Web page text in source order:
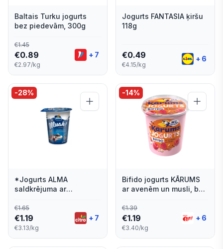
Baltais Turku jogurts
bez piedevām, 300g
€1.45
€0.89
€2.97/kg
+ 7
Jogurts FANTASIA ķiršu
118g
€0.49
€4.15/kg
+ 6
-28%
*Jogurts ALMA
saldkrējuma ar
380 g
€1.65
€1.19
€3.13/kg
+ 7
-14%
Bifido jogurts KĀRUMS
ar avenēm un musli, bez
€1.39
€1.19
€3.40/kg
+ 6